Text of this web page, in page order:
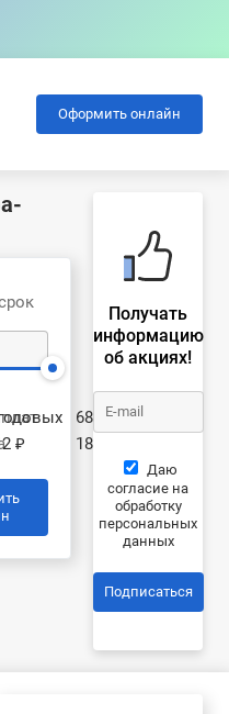
Оформить онлайн
₽
681 504 ₽
184 004 ₽
Получать
информацию
об акциях!
Даю
согласие на
обработку
персональных
данных
Подписаться